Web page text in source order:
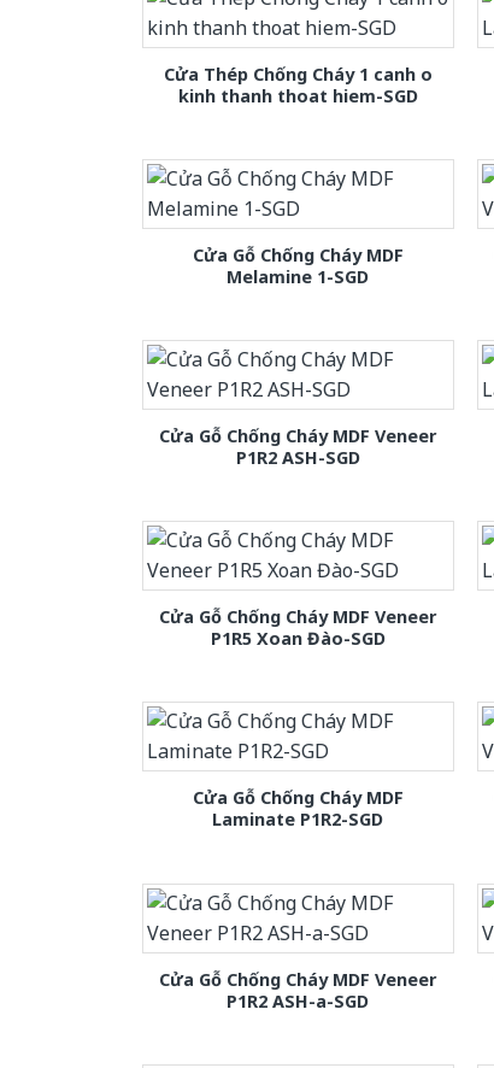
Cửa Thép Chống Cháy 1 canh o
kinh thanh thoat hiem-SGD
Cửa Gỗ Chống Cháy MDF
Melamine 1-SGD
Cửa Gỗ Chống Cháy MDF Veneer
P1R2 ASH-SGD
Cửa Gỗ Chống Cháy MDF Veneer
P1R5 Xoan Đào-SGD
Cửa Gỗ Chống Cháy MDF
Laminate P1R2-SGD
Cửa Gỗ Chống Cháy MDF Veneer
P1R2 ASH-a-SGD